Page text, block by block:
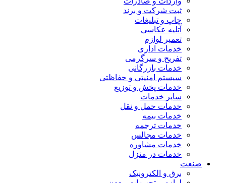
ثبت شرکت و برند
چاپ و تبلیغات
آتلیه عکاسی
تعمیر لوازم
خدمات اداری
تفریح و سرگرمی
خدمات بازرگانی
سیستم امنیتی و حفاظتی
خدمات پخش و توزیع
سایر خدمات
خدمات حمل و نقل
خدمات بیمه
خدمات ترجمه
خدمات مجالس
خدمات مشاوره
خدمات در منزل
صنعت
برق و الکترونیک